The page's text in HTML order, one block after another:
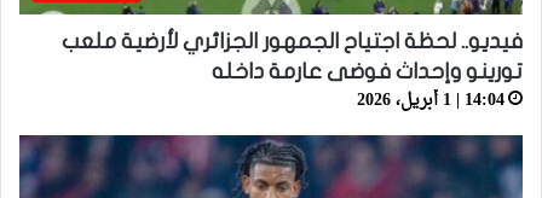
فيديو.. لحظة اجتياح الجمهور الجزائري لأرضية ملعب
تورينو وإحداث فوضى عارمة داخله
14:04 | 1 أبريل، 2026